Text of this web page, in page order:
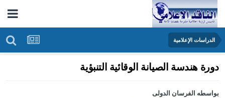
الدراسات الإعلامية
دورة هندسة الصيانة الوقائية التنبؤية
بواسطهالفرسان الدولى